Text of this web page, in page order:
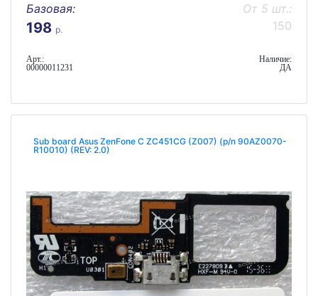
Базовая:
198 р.
От 5 шт.:
150
Арт.:
00000011231
Наличие:
ДА
Sub board Asus ZenFone C ZC451CG (Z007) (p/n 90AZ0070-
R10010) (REV: 2.0)